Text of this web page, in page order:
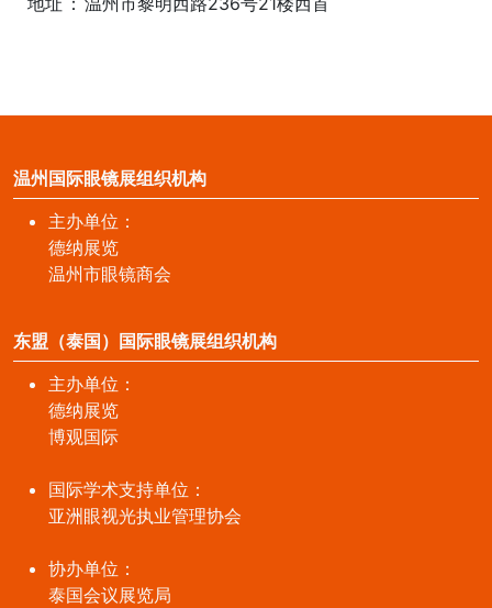
温州国际眼镜展组织机构
主办单位：
德纳展览
温州市眼镜商会
东盟（泰国）国际眼镜展组织机构
主办单位：
德纳展览
博观国际
国际学术支持单位：
亚洲眼视光执业管理协会
协办单位：
泰国会议展览局